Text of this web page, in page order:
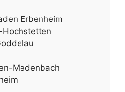
Erbenheim
Hochstetten
Medenbach